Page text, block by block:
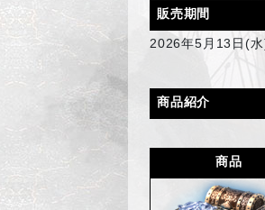
販売期間
2026年5月13日(
商品紹介
商品